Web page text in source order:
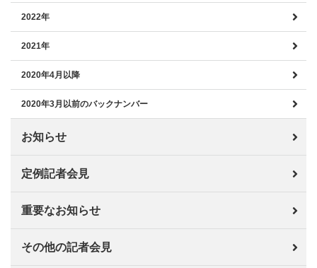
2022年
2021年
2020年4月以降
2020年3月以前のバックナンバー
お知らせ
定例記者会見
重要なお知らせ
その他の記者会見